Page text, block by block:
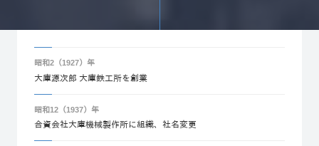
昭和2（1927）年
大庫源次郎 大庫鉄工所を創業
昭和12（1937）年
合資会社大庫機械製作所に組織、社名変更